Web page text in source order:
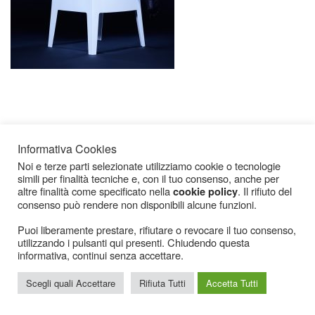
Icarius.com Copyright © 2000 - 2022 |Privacy Policy|Cookies Policy| Consenso
Cookies
Informativa Cookies
Noi e terze parti selezionate utilizziamo cookie o tecnologie
simili per finalità tecniche e, con il tuo consenso, anche per
altre finalità come specificato nellacookie policy. Il rifiuto del
consenso può rendere non disponibili alcune funzioni.
Puoi liberamente prestare, rifiutare o revocare il tuo consenso,
utilizzando i pulsanti qui presenti. Chiudendo questa
informativa, continui senza accettare.
Scegli quali Accettare Rifiuta Tutti Accetta Tutti